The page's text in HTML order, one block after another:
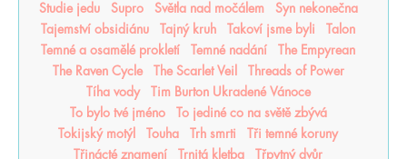
Studie jedu
Supro Světla nad močálem
Syn nekonečna
Tajemství obsidiánu
Tajný kruh Takoví jsme byli
Talon
Temné a osamělé prokletí
Temné nadání
The Empyrean
The Raven Cycle
The Scarlet Veil
Threads of Power
Tíha vody
Tim Burton Ukradené Vánoce
To bylo tvé jméno
To jediné co na světě zbývá
Tokijský motýl
Touha Trh smrti
Tři temné koruny
Třinácté znamení
Trnitá kletba
Třpytný dvůr